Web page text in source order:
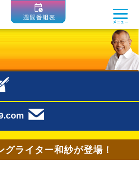
メニュー
グライター和紗が登場！